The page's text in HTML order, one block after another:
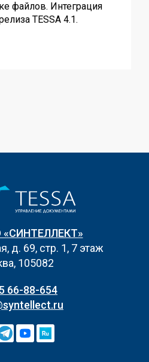
файлов. Интеграция
TESSA 4.1.
д. 69, стр. 1, 7 этаж
105082
66-88-654